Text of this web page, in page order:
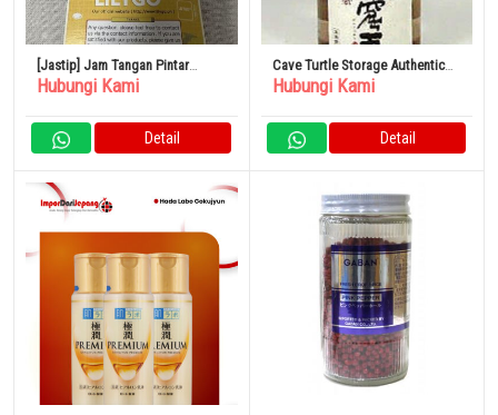
[Jastip] Jam Tangan Pintar
LILYGO T-Open
Hubungi Kami
Detail
Cave Turtle Storage Authentic
Rice Shochu Gankutsuou 720ml
Hubungi Kami
Detail